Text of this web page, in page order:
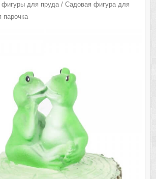
для пруда/ Садовая фигура для
парочка